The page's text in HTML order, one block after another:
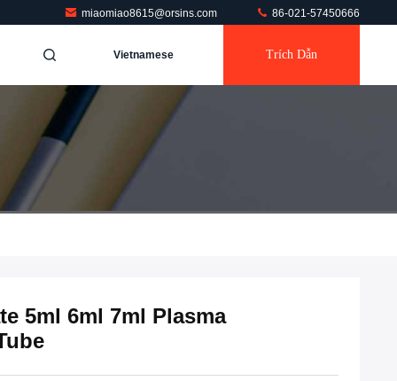
miaomiao8615@orsins.com 86-021-57450666
Vietnamese Trích Dẫn
5ml 6ml 7ml Plasma